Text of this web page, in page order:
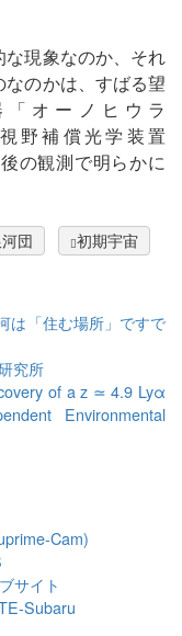
現象なのか、それ
のかは、すばる望
オーノヒウラ
視野補償光学装置
の観測で明らかに
団 初期宇宙
は「住む場所」ですで
究所
of a z ≃ 4.9 Lyα
Environmental
Cam)
サイト
Subaru